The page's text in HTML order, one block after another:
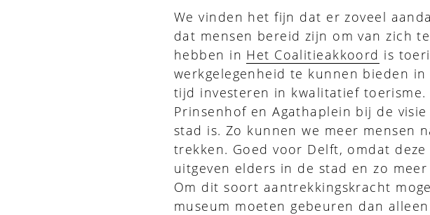
We vinden het fijn dat er zoveel
dat mensen bereid zijn om van zich
hebben in Het Coalitieakkoord is
werkgelegenheid te kunnen bieden
tijd investeren in kwalitatief
Prinsenhof en Agathaplein bij de
stad is. Zo kunnen we meer mensen
trekken. Goed voor Delft, omdat
uitgeven elders in de stad en zo
Om dit soort aantrekkingskracht
museum moeten gebeuren dan